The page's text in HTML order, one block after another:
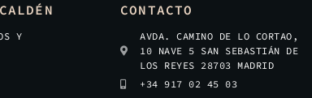
Y
CONTACTO
AVDA. CAMINO DE LO CORTAO,
10 NAVE 5 SAN SEBASTIÁN DE
LOS REYES 28703 MADRID
+34 917 02 45 03